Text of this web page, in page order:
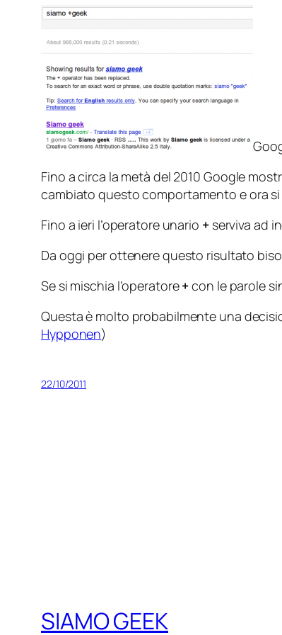
Fino a circa la metà del 2010 Google
cambiato questo comportamento e ora
Fino a ieri l’operatore unario +serviva ad
Da oggi per ottenere questo risultato
Se si mischia l’operatore+con le parole
Questa è molto probabilmente una
Hypponen)
22/10/2011
SIAMO GEEK